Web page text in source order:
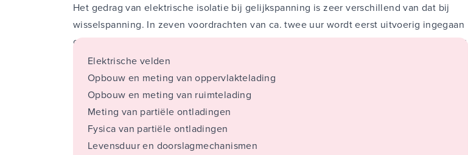
Het gedrag van elektrische isolatie bij gelijkspanning is zeer verschillend van dat bij
wisselspanning. In zeven voordrachten van ca. twee uur wordt eerst uitvoerig ingegaan
op deze verschillen. Daarna volgt een op gelijkspanning toegesneden behandeling van:
Elektrische velden
Opbouw en meting van oppervlaktelading
Opbouw en meting van ruimtelading
Meting van partiële ontladingen
Fysica van partiële ontladingen
Levensduur en doorslagmechanismen